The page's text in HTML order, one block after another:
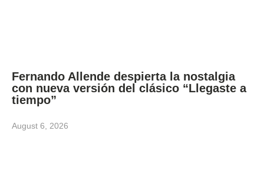
Fernando Allende despierta la nostalgia
con nueva versión del clásico “Llegaste a
tiempo”
August 6, 2026